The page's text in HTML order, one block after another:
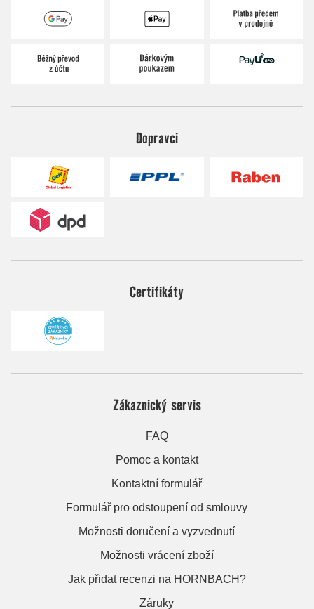
Dopravci
Certifikáty
Zákaznický servis
FAQ
Pomoc a kontakt
Kontaktní formulář
Formulář pro odstoupení od smlouvy
Možnosti doručení a vyzvednutí
Možnosti vrácení zboží
Jak přidat recenzi na HORNBACH?
Záruky